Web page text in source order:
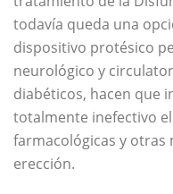
todavía queda una
dispositivo protésico
neurológico y
diabéticos, hacen que
totalmente inefectivo
farmacológicas y otras
erección.